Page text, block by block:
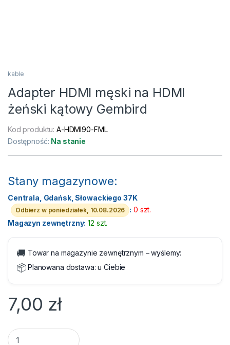
kable
Adapter HDMI męski na HDMI
żeński kątowy Gembird
Kod produktu:A-HDMI90-FML
Dostępność: Na stanie
Stany magazynowe:
Centrala, Gdańsk, Słowackiego 37K
Odbierz w poniedziałek, 10.08.2026 : 0 szt.
Magazyn zewnętrzny: 12 szt.
🚚 Towar na magazynie zewnętrznym – wyślemy:
📦Planowana dostawa:u Ciebie
7,00 zł
Adapter HDMI męski na HDMI żeński kątowy Gembird quantity